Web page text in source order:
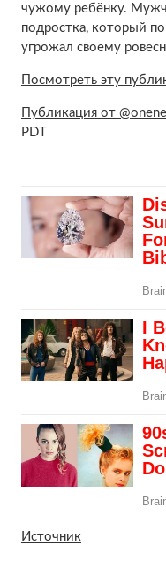
чужому ребёнку.
подростка, который
угрожал своему
Посмотреть эту
Публикация от
PDT
Источник